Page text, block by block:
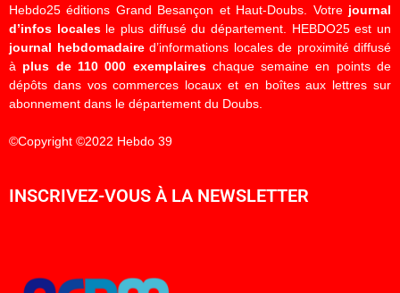
Hebdo25 éditions Grand Besançon et Haut-Doubs. Votre journal
d’infos localesle plus diffusé du département. HEBDO25 est un
journal hebdomadaired’informations locales de proximité diffusé
à plus de 110 000 exemplaireschaque semaine en points de
dépôts dans vos commerces locaux et en boîtes aux lettres sur
abonnement dans le département du Doubs.
©Copyright ©2022 Hebdo 39
INSCRIVEZ-VOUS À LA NEWSLETTER